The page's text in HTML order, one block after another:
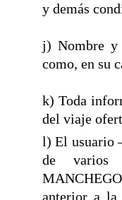
y demás
j) Nombre y
como, en su
k) Toda
del viaje
l) El usuario
de varios
anterior a la